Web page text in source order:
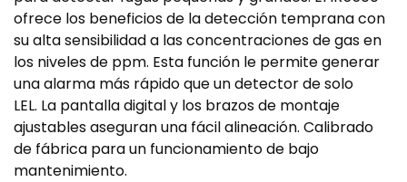
ofrece los beneficios de la detección temprana con
su alta sensibilidad a las concentraciones de gas en
los niveles de ppm. Esta función le permite generar
una alarma más rápido que un detector de solo
LEL. La pantalla digital y los brazos de montaje
ajustables aseguran una fácil alineación. Calibrado
de fábrica para un funcionamiento de bajo
mantenimiento.